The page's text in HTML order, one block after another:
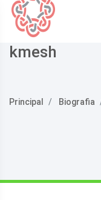
kmesh
Principal Biografia